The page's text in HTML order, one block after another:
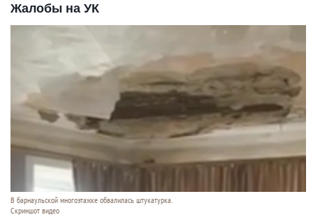
Жалобы на УК
В барнаульской многоэтажке обвалилась штукатурка.
Скриншот видео